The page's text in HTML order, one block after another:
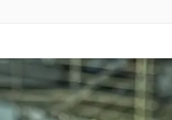
המלצות
ניהול מוניטין